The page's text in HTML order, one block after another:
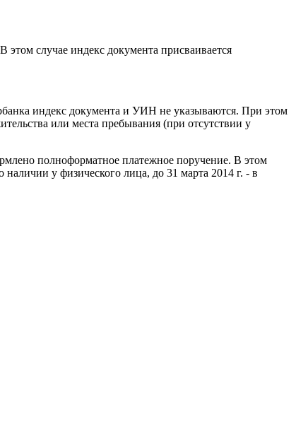
случае индекс документа присваивается
индекс документа и УИН не указываются. При этом
или места пребывания (при отсутствии у
полноформатное платежное поручение. В этом
у физического лица, до 31 марта 2014 г. - в